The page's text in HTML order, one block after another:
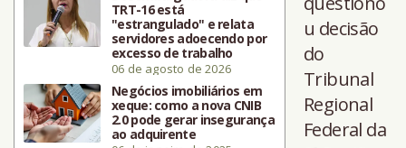
TRT-16 está
"estrangulado" e relata
servidores adoecendo por
excesso de trabalho
06 de agosto de 2026
Negócios imobiliários em
xeque: como a nova CNIB
2.0 pode gerar insegurança
ao adquirente
u decisão
do
Tribunal
Regional
Federal da